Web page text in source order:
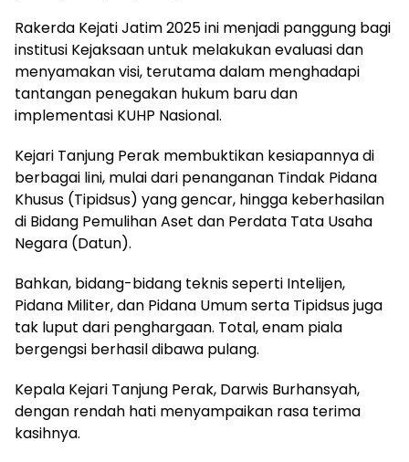
Rakerda Kejati Jatim 2025 ini menjadi panggung bagi
institusi Kejaksaan untuk melakukan evaluasi dan
menyamakan visi, terutama dalam menghadapi
tantangan penegakan hukum baru dan
implementasi KUHP Nasional.
Kejari Tanjung Perak membuktikan kesiapannya di
berbagai lini, mulai dari penanganan Tindak Pidana
Khusus (Tipidsus) yang gencar, hingga keberhasilan
di Bidang Pemulihan Aset dan Perdata Tata Usaha
Negara (Datun).
Bahkan, bidang-bidang teknis seperti Intelijen,
Pidana Militer, dan Pidana Umum serta Tipidsus juga
tak luput dari penghargaan. Total, enam piala
bergengsi berhasil dibawa pulang.
Kepala Kejari Tanjung Perak, Darwis Burhansyah,
dengan rendah hati menyampaikan rasa terima
kasihnya.